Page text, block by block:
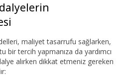
maliyet tasarrufu sağlarken,
bir tercih yapmanıza da yardımcı
alırken dikkat etmeniz gereken